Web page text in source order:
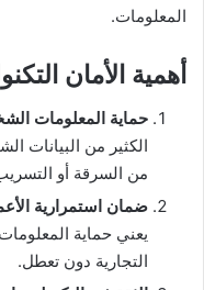
المعلومات.
أهمية الأمان
حماية المعلومات
الكثير من البيانات
من السرقة أو
ضمان استمرارية
يعني حماية
التجارية دون تعطل.